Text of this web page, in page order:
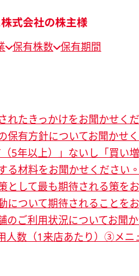
式会社の株主様
保有株数 保有期間
れたきっかけをお聞かせく
保有方針についてお聞かせ
5年以上）」ないし「買い
る材料をお聞かせください。
として最も期待される策を
について期待されることを
のご利用状況についてお聞
数（1来店あたり）③メニ